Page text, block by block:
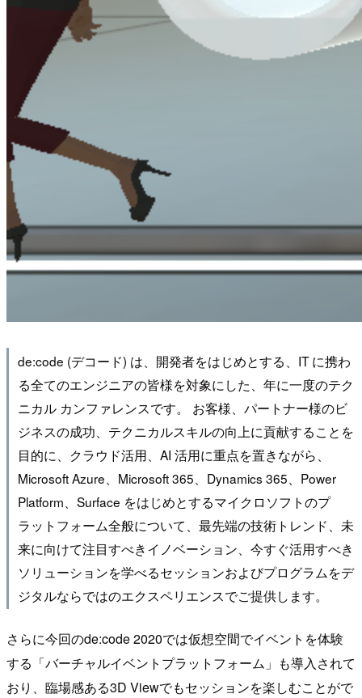
de:code (デコード) は、開発者をはじめとする、IT に携わ
る全てのエンジニアの皆様を対象にした、年に一度のテク
ニカル カンファレンスです。 お客様、パートナー様のビ
ジネスの成功、テクニカルスキルの向上に貢献することを
目的に、クラウド活用、AI 活用に重点を置きながら、
Microsoft Azure、Microsoft 365、Dynamics 365、Power
Platform、Surface をはじめとするマイクロソフトのプ
ラットフォーム全般について、最先端の技術トレンド、未
来に向けて注目すべきイノベーション、今すぐ活用すべき
ソリューションを学べるセッションおよびプログラムをデ
ジタルならではのエクスペリエンスでご提供します。
さらに今回のde:code 2020では仮想空間でイベントを体験
する「バーチャルイベントプラットフォーム」も導入されて
おり、臨場感ある3D Viewでもセッションを楽しむことがで